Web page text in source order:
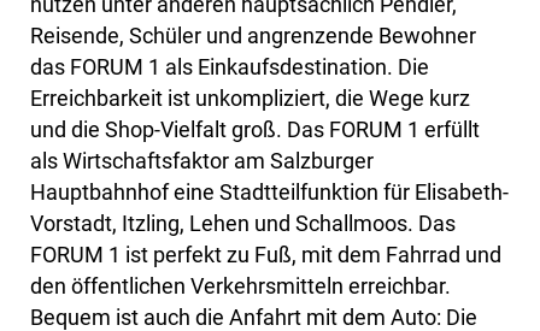
Reisende, Schüler und angrenzende Bewohner
das FORUM 1 als Einkaufsdestination. Die
Erreichbarkeit ist unkompliziert, die Wege kurz
und die Shop-Vielfalt groß. Das FORUM 1 erfüllt
als Wirtschaftsfaktor am Salzburger
Hauptbahnhof eine Stadtteilfunktion für Elisabeth-
Vorstadt, Itzling, Lehen und Schallmoos. Das
FORUM 1 ist perfekt zu Fuß, mit dem Fahrrad und
den öffentlichen Verkehrsmitteln erreichbar.
Bequem ist auch die Anfahrt mit dem Auto: Die